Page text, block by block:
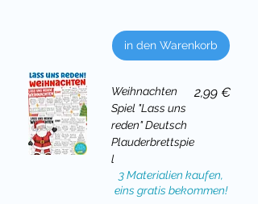
in den Warenkorb
Weihnachten
Spiel "Lass uns
reden" Deutsch
Plauderbrettspie
l
Preis
2,99 €
3 Materialien kaufen,
eins gratis bekommen!